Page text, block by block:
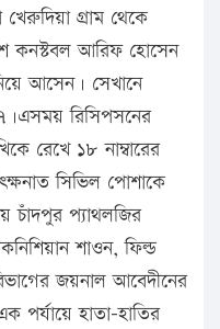
গ্রাম থেকে
কনস্টবল আরিফ হোসেন
আসেন। সেখানে
রিসিপসনের
রেখে ১৮ নাম্বারের
সিভিল পোশাকে
চাঁদপুর প্যাথলজির
শাওন, ফিল্ড
জয়নাল আবেদীনের
পর্যায়ে হাতা-হাতির